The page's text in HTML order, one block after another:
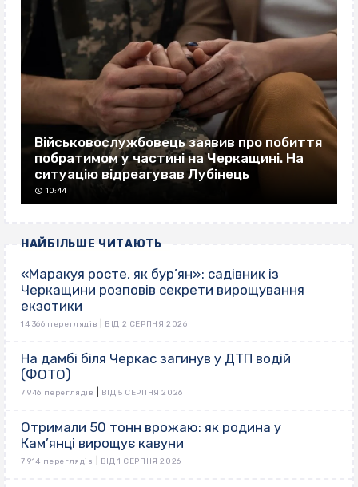
Військовослужбовець заявив про побиття
побратимом у частині на Черкащині. На
ситуацію відреагував Лубінець
10:44
НАЙБІЛЬШЕ ЧИТАЮТЬ
«Маракуя росте, як бур’ян»: садівник із
Черкащини розповів секрети вирощування
екзотики
14 366 переглядів ВІД 2 СЕРПНЯ 2026
На дамбі біля Черкас загинув у ДТП водій
(ФОТО)
7 946 переглядів ВІД 5 СЕРПНЯ 2026
Отримали 50 тонн врожаю: як родина у
Кам’янці вирощує кавуни
7 914 переглядів ВІД 1 СЕРПНЯ 2026